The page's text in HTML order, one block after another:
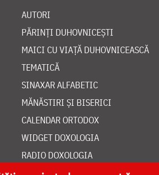
AUTORI
PĂRINȚI DUHOVNICEȘTI
MAICI CU VIAȚĂ DUHOVNICEASCĂ
TEMATICĂ
SINAXAR ALFABETIC
MĂNĂSTIRI ȘI BISERICI
CALENDAR ORTODOX
WIDGET DOXOLOGIA
RADIO DOXOLOGIA